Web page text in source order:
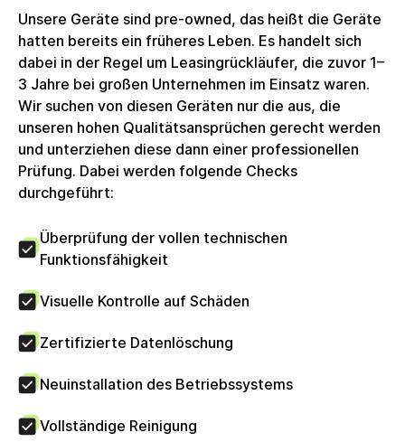
Unsere Geräte sind pre-owned, das heißt die Geräte
hatten bereits ein früheres Leben. Es handelt sich
dabei in der Regel um Leasingrückläufer, die zuvor 1–
3 Jahre bei großen Unternehmen im Einsatz waren.
Wir suchen von diesen Geräten nur die aus, die
unseren hohen Qualitätsansprüchen gerecht werden
und unterziehen diese dann einer professionellen
Prüfung. Dabei werden folgende Checks
durchgeführt:
Überprüfung der vollen technischen
Funktionsfähigkeit
Visuelle Kontrolle auf Schäden
Zertifizierte Datenlöschung
Neuinstallation des Betriebssystems
Vollständige Reinigung